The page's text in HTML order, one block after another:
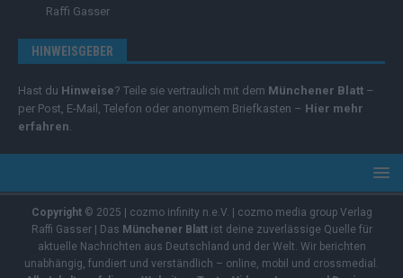
Raffi Gasser
HINWEISGEBER
Hast du Hinweise? Teile sie vertraulich mit dem Münchener Blatt –
per Post, E-Mail, Telefon oder anonymem Briefkasten – Hier mehr
erfahren.
Copyright© 2025 | cozmo infinity n.e.V. | cozmo media group Verlag
Raffi Gasser | Das Münchener Blattist deine zuverlässige Quelle für
aktuelle Nachrichten aus Deutschland und der Welt. Wir berichten
unabhängig, fundiert und verständlich – online, mobil und crossmedial.